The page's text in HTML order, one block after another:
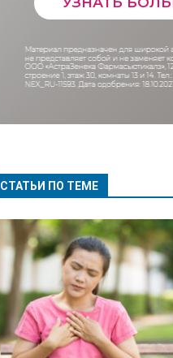
СТАТЬИ ПО ТЕМЕ